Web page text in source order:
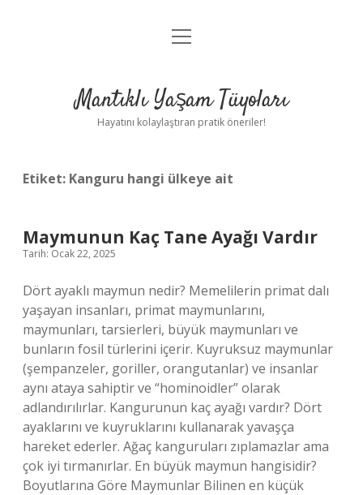
Anasayfa
Yasal Uyarı
menüyü
Mantıklı Yaşam Tüyoları
Hayatını kolaylaştıran pratik öneriler!
Etiket: Kanguru hangi ülkeye ait
Maymunun Kaç Tane Ayağı Vardır
Tarih: Ocak 22, 2025
Dört ayaklı maymun nedir? Memelilerin primat dalı
yaşayan insanları, primat maymunlarını,
maymunları, tarsierleri, büyük maymunları ve
bunların fosil türlerini içerir. Kuyruksuz maymunlar
(şempanzeler, goriller, orangutanlar) ve insanlar
aynı ataya sahiptir ve “hominoidler” olarak
adlandırılırlar. Kangurunun kaç ayağı vardır? Dört
ayaklarını ve kuyruklarını kullanarak yavaşça
hareket ederler. Ağaç kanguruları zıplamazlar ama
çok iyi tırmanırlar. En büyük maymun hangisidir?
Boyutlarına Göre Maymunlar Bilinen en küçük